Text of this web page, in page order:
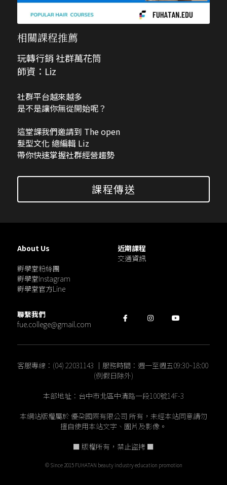
相關課程推薦
玩轉行銷 社群萬花筒
師資：Liz
社群平台越來越多
是不是讓你無從開始呢？
這堂課我們邀請到 The open
髮型文化 總編輯 Liz
帶你快速掌握社群經營趨勢
課程傳送
About Us
孵學堂粉絲團
孵學堂Instagram
孵學堂官方Line
近期課程
交通資訊
聯繫我們
fue.college@gmail.com
客服專線：(04) 22031143 ｜服務時間：週一至週五09:30~18:00
(例假日除外)
本部地址：台中市北區中清路一段100號14F-3
本網站版權屬於 優朶國際有限公司 所有，未經本站同意請勿
擅自使用本站文字、圖片及影像。
■ 版權所有，禁止盜拷 ■
© Since 2015 FUHATAN beauty industry education promotion